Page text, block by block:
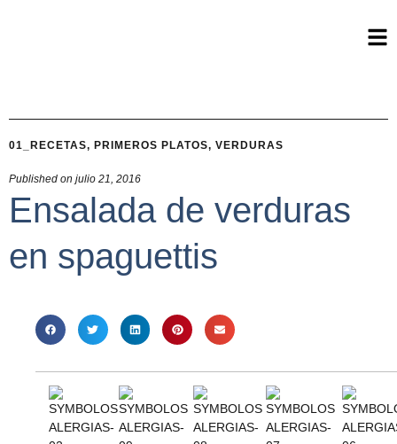
01_RECETAS, PRIMEROS PLATOS, VERDURAS
Published on julio 21, 2016
Ensalada de verduras
en spaguettis